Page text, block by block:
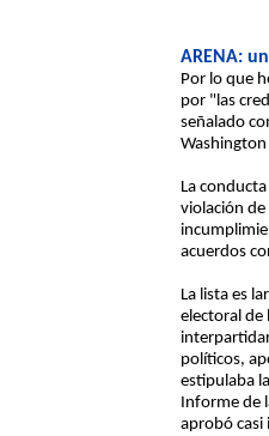
ARENA:
Por lo que
por "las
señalado
Washington
La
violación
acuerdos
La lista es
electoral de
políticos,
estipulaba
Informe de
aprobó casi